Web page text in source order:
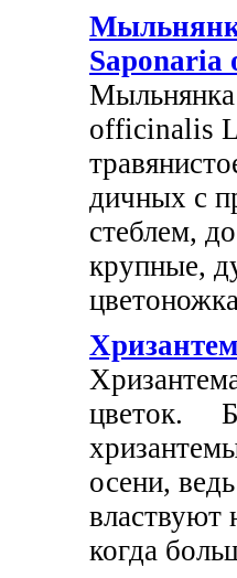
Saponaria
Мыльнянка
officinalis
дичных с
стеблем,
крупные,
цветок.
осени,
властвуют
когда